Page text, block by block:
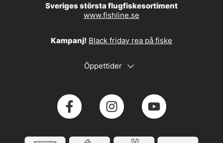
Sveriges största flugfiskesortiment
www.fishline.se
Kampanj! Black friday rea på fiske
Öppettider